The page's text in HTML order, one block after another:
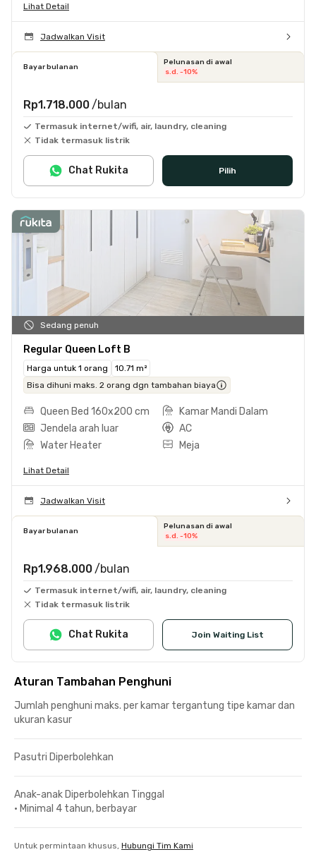
Lihat Detail
Jadwalkan Visit
Bayar bulanan
Pelunasan di awal
s.d. -10%
Rp1.718.000 /bulan
Termasuk internet/wifi, air, laundry, cleaning
Tidak termasuk listrik
Pilih
Chat Rukita
Sedang penuh
Regular Queen Loft B
Harga untuk 1 orang
10.71 m²
Bisa dihuni maks. 2 orang dgn tambahan biaya
Queen Bed 160x200 cm
Kamar Mandi Dalam
Jendela arah luar
AC
Water Heater
Meja
Lihat Detail
Jadwalkan Visit
Bayar bulanan
Pelunasan di awal
s.d. -10%
Rp1.968.000 /bulan
Termasuk internet/wifi, air, laundry, cleaning
Tidak termasuk listrik
Join Waiting List
Chat Rukita
Aturan Tambahan Penghuni
Jumlah penghuni maks. per kamar tergantung tipe kamar dan
ukuran kasur
Pasutri Diperbolehkan
Anak-anak Diperbolehkan Tinggal
• Minimal 4 tahun, berbayar
Untuk permintaan khusus, Hubungi Tim Kami